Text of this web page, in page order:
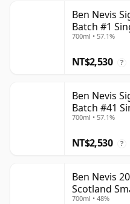
Ben Nevis
Batch #1
700ml • 57.1%
NT$2,530 ?
Ben Nevis
Batch #41
700ml • 57.1%
NT$2,530 ?
Ben Nevis
Scotland
700ml • 48%